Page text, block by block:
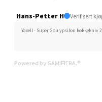
Hans-Petter H Verifisert
Yaxell - Super Gou ypsilon kokkekniv
Powered by GAMIFIERA.®
Bergen -